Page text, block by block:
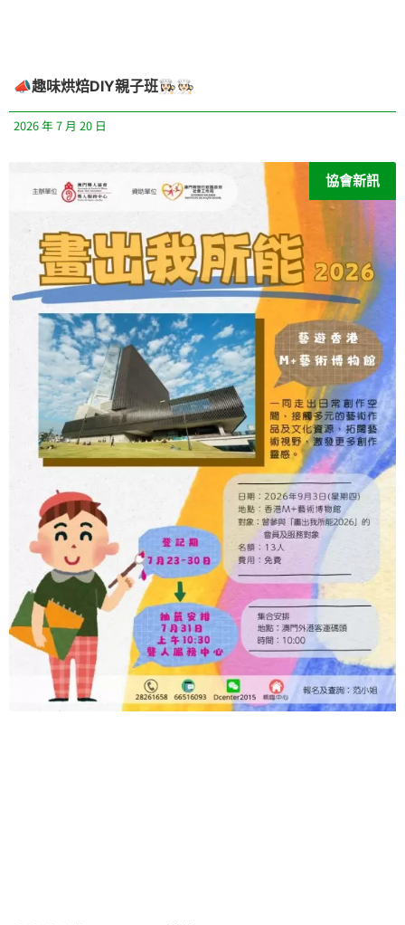
📣趣味烘焙DIY親子班👩🏻‍🍳🧑🏻‍🍳
2026 年 7 月 20 日
協會新訊